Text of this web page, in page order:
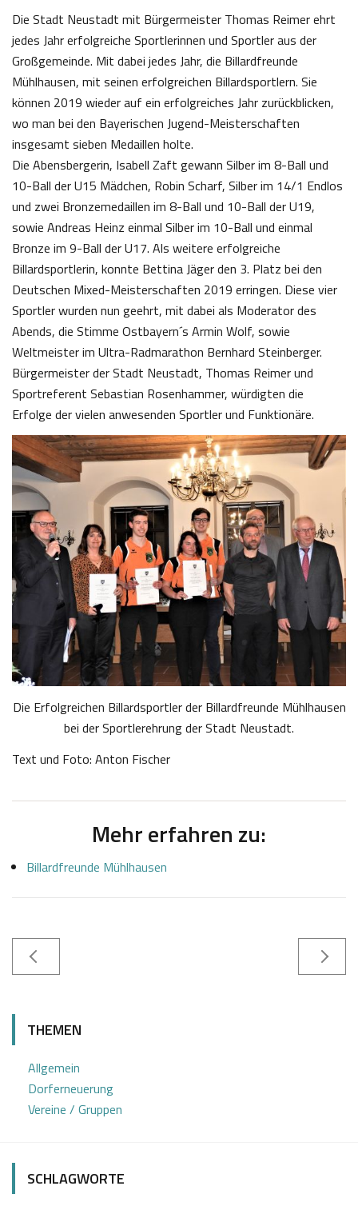
Die Stadt Neustadt mit Bürgermeister Thomas Reimer ehrt
jedes Jahr erfolgreiche Sportlerinnen und Sportler aus der
Großgemeinde. Mit dabei jedes Jahr, die Billardfreunde
Mühlhausen, mit seinen erfolgreichen Billardsportlern. Sie
können 2019 wieder auf ein erfolgreiches Jahr zurückblicken,
wo man bei den Bayerischen Jugend-Meisterschaften
insgesamt sieben Medaillen holte.
Die Abensbergerin, Isabell Zaft gewann Silber im 8-Ball und
10-Ball der U15 Mädchen, Robin Scharf, Silber im 14/1 Endlos
und zwei Bronzemedaillen im 8-Ball und 10-Ball der U19,
sowie Andreas Heinz einmal Silber im 10-Ball und einmal
Bronze im 9-Ball der U17. Als weitere erfolgreiche
Billardsportlerin, konnte Bettina Jäger den 3. Platz bei den
Deutschen Mixed-Meisterschaften 2019 erringen. Diese vier
Sportler wurden nun geehrt, mit dabei als Moderator des
Abends, die Stimme Ostbayern´s Armin Wolf, sowie
Weltmeister im Ultra-Radmarathon Bernhard Steinberger.
Bürgermeister der Stadt Neustadt, Thomas Reimer und
Sportreferent Sebastian Rosenhammer, würdigten die
Erfolge der vielen anwesenden Sportler und Funktionäre.
Die Erfolgreichen Billardsportler der Billardfreunde Mühlhausen
bei der Sportlerehrung der Stadt Neustadt.
Text und Foto: Anton Fischer
Mehr erfahren zu:
Billardfreunde Mühlhausen
2
0
a
t
THEMEN
Allgemein
Dorferneuerung
Vereine / Gruppen
SCHLAGWORTE